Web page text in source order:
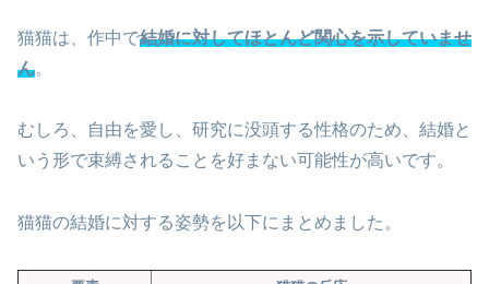
猫猫は、作中で結婚に対してほとんど関心を示していませ
ん。
むしろ、自由を愛し、研究に没頭する性格のため、結婚と
いう形で束縛されることを好まない可能性が高いです。
猫猫の結婚に対する姿勢を以下にまとめました。